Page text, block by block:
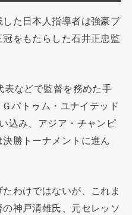
た日本人指導者は強豪ブ
をもたらした石井正忠監
などで監督を務めた手
パトゥム・ユナイテッド
込み、アジア・チャンピ
勝トーナメントに進ん
わけではないが、これま
神戸清雄氏、元セレッソ